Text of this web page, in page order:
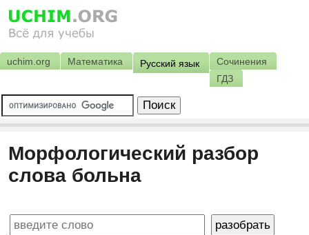
uchim.org Математика Русский язык
Сочинения
ГДЗ
Морфологический разбор
слова больна